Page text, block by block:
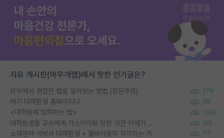
자유 게시판(아무개랩)에서 핫한 인기글은?
외부에서 괜찮은 랩을 알아보는 방법 (장문주의) 278
여기 대학원생 홈페이지다 59
<대학원에 입학하는 법> 1388
대학원생들 교수에게 가스라이팅 당한 것은 이해가 갑니다. 안타깝네요. 120
소재분야 석박사 대학원생 + 물박사들이 착각하는 거 77